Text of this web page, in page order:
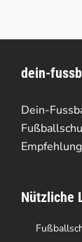
auf.
Die
Optionen
können
der
dein-
Dein-
Nützliche